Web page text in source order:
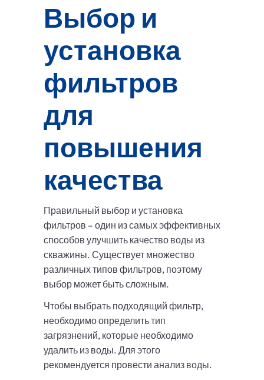
Выбор и
установка
фильтров
для
повышения
качества
Правильный выбор и установка
фильтров – один из самых эффективных
способов улучшить качество воды из
скважины. Существует множество
различных типов фильтров, поэтому
выбор может быть сложным.
Чтобы выбрать подходящий фильтр,
необходимо определить тип
загрязнений, которые необходимо
удалить из воды. Для этого
рекомендуется провести анализ воды.